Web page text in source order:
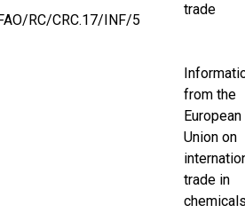
RC/CRC.17/INF/5
trade
from the
European
Union on
trade in